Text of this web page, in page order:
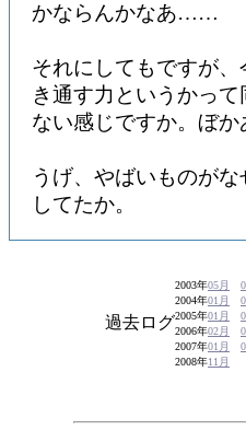
かならんかなあ……
それにしてもですが
き通す力というかっ
ない感じですか。ぼか
うげ、やばいものが
してたか。
過去ログ
2003年05月
2004年01月
2005年01月
2006年02月
2007年01月
2008年11月